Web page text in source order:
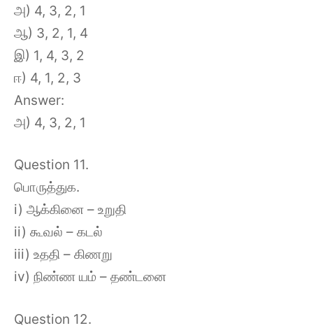
அ) 4, 3, 2, 1
ஆ) 3, 2, 1, 4
இ) 1, 4, 3, 2
ஈ) 4, 1, 2, 3
Answer:
அ) 4, 3, 2, 1
Question 11.
பொருத்துக.
i) ஆக்கினை – உறுதி
ii) கூவல் – கடல்
iii) உததி – கிணறு
iv) நிண்ண யம் – தண்டனை
Question 12.